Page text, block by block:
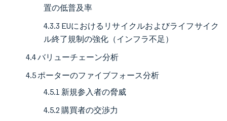
置の低普及率
4.3.3 EUにおけるリサイクルおよびライフサイク
ル終了規制の強化（インフラ不足）
4.4 バリューチェーン分析
4.5 ポーターのファイブフォース分析
4.5.1 新規参入者の脅威
4.5.2 購買者の交渉力